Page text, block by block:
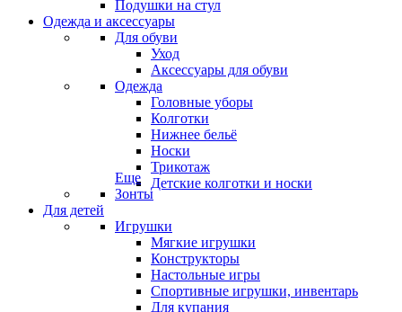
Подушки на стул
Одежда и аксессуары
Для обуви
Уход
Аксессуары для обуви
Одежда
Головные уборы
Колготки
Нижнее бельё
Носки
Трикотаж
Детские колготки и носки
Еще
Зонты
Для детей
Игрушки
Мягкие игрушки
Конструкторы
Настольные игры
Спортивные игрушки, инвентарь
Для купания